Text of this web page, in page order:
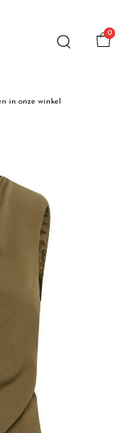
0
in onze winkel